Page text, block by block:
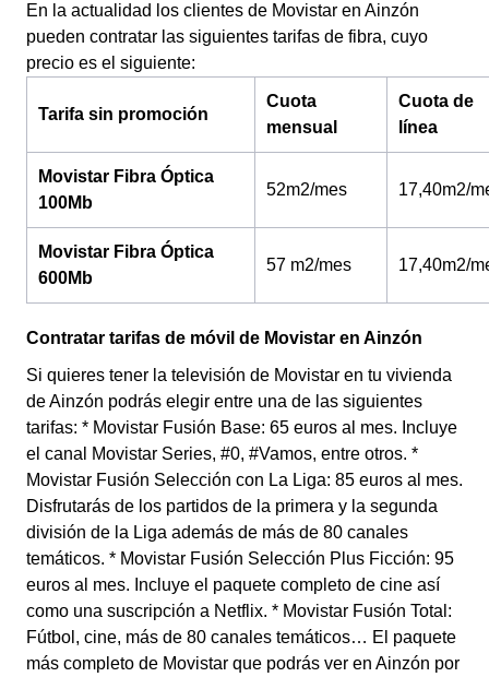
En la actualidad los clientes de Movistar en Ainzón
pueden contratar las siguientes tarifas de fibra, cuyo
precio es el siguiente:
Tarifa sin promoción
Cuota
mensual
Cuota de
línea
Movistar Fibra Óptica
100Mb
52m2/mes 17,40m2/
Movistar Fibra Óptica
600Mb
57 m2/mes 17,40m2/
Contratar tarifas de móvil de Movistar en Ainzón
Si quieres tener la televisión de Movistar en tu vivienda
de Ainzón podrás elegir entre una de las siguientes
tarifas: * Movistar Fusión Base: 65 euros al mes. Incluye
el canal Movistar Series, #0, #Vamos, entre otros. *
Movistar Fusión Selección con La Liga: 85 euros al mes.
Disfrutarás de los partidos de la primera y la segunda
división de la Liga además de más de 80 canales
temáticos. * Movistar Fusión Selección Plus Ficción: 95
euros al mes. Incluye el paquete completo de cine así
como una suscripción a Netflix. * Movistar Fusión Total:
Fútbol, cine, más de 80 canales temáticos… El paquete
más completo de Movistar que podrás ver en Ainzón por